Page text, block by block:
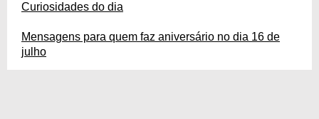
Curiosidades do dia
Mensagens para quem faz aniversário no dia 16 de
julho